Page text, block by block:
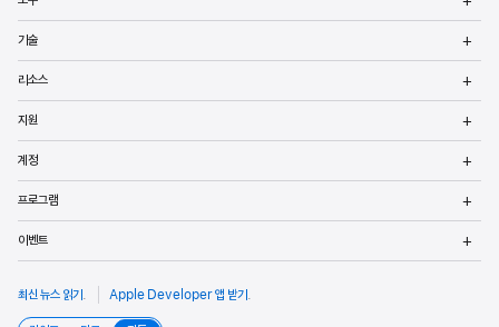
기술
리소스
지원
계정
프로그램
이벤트
최신 뉴스 읽기. Apple Developer 앱 받기.